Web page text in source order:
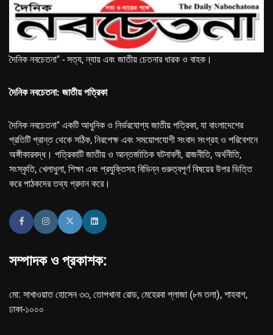
দৈনিক নবচেতনা" - সত্য, ন্যায় এবং জাতীয় চেতনার ধারক ও বাহক।
দৈনিক নবচেতনা: জাতীয় পত্রিকা
দৈনিক নবচেতনা" একটি আধুনিক ও নির্ভরযোগ্য জাতীয় পত্রিকা, যা বাংলাদেশের
প্রতিটি প্রান্ত থেকে সঠিক, নিরপেক্ষ এবং সময়োপযোগী সংবাদ সংগ্রহ ও পরিবেশনে
অঙ্গীকারবদ্ধ। পত্রিকাটি জাতীয় ও আন্তর্জাতিক ঘটনাবলী, রাজনীতি, অর্থনীতি,
সংস্কৃতি, খেলাধুলা, শিক্ষা এবং প্রযুক্তিসহ বিভিন্ন গুরুত্বপূর্ণ বিষয়ের উপর ভিত্তি
করে পাঠকদের তথ্য প্রদান করে।
সম্পাদক ও প্রকাশক:
মো: সাখাওয়াত হোসেন ৩৩, তোপখানা রোড, মেহেরবা প্লাজা (৮ম তলা), শাহবাগ,
ঢাকা-১০০০